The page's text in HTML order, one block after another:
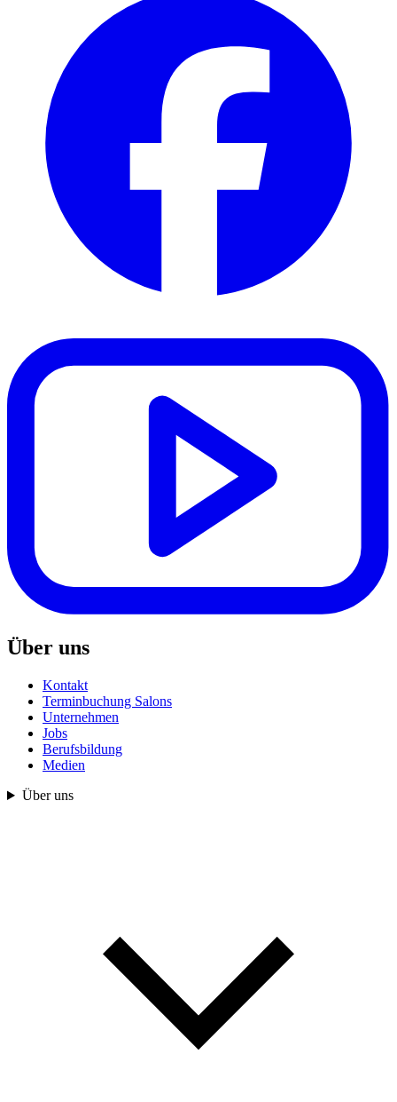
Über uns
Kontakt
Terminbuchung Salons
Unternehmen
Jobs
Berufsbildung
Medien
Über uns